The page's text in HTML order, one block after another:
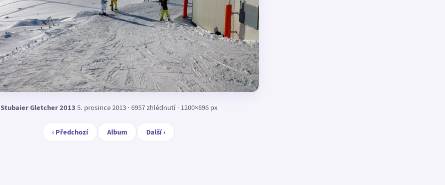
Stubaier Gletcher 2013 5. prosince 2013 · 6957 zhlédnutí · 1200×896 px
‹ Předchozí Album Další ›